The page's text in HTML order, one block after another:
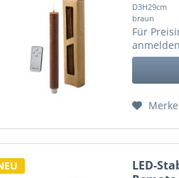
D3H29cm
braun
Für
anmelden
LED-